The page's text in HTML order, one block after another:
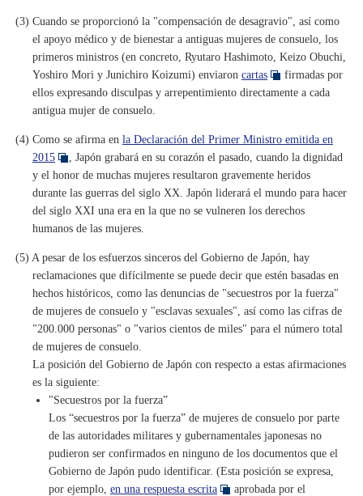
(3) Cuando se proporcionó la "compensación de desagravio", así como
el apoyo médico y de bienestar a antiguas mujeres de consuelo, los
primeros ministros (en concreto, Ryutaro Hashimoto, Keizo Obuchi,
Yoshiro Mori y Junichiro Koizumi) enviaron cartas
firmadas por
ellos expresando disculpas y arrepentimiento directamente a cada
antigua mujer de consuelo.
(4) Como se afirma en la Declaración del Primer Ministro emitida en
2015
, Japón grabará en su corazón el pasado, cuando la dignidad
y el honor de muchas mujeres resultaron gravemente heridos
durante las guerras del siglo XX. Japón liderará el mundo para hacer
del siglo XXI una era en la que no se vulneren los derechos
humanos de las mujeres.
(5) A pesar de los esfuerzos sinceros del Gobierno de Japón, hay
reclamaciones que difícilmente se puede decir que estén basadas en
hechos históricos, como las denuncias de "secuestros por la fuerza"
de mujeres de consuelo y "esclavas sexuales", así como las cifras de
"200.000 personas" o "varios cientos de miles" para el número total
de mujeres de consuelo.
La posición del Gobierno de Japón con respecto a estas afirmaciones
es la siguiente:
"Secuestros por la fuerza”
Los “secuestros por la fuerza” de mujeres de consuelo por parte
de las autoridades militares y gubernamentales japonesas no
pudieron ser confirmados en ninguno de los documentos que el
Gobierno de Japón pudo identificar. (Esta posición se expresa,
por ejemplo, en una respuesta escrita
aprobada por el